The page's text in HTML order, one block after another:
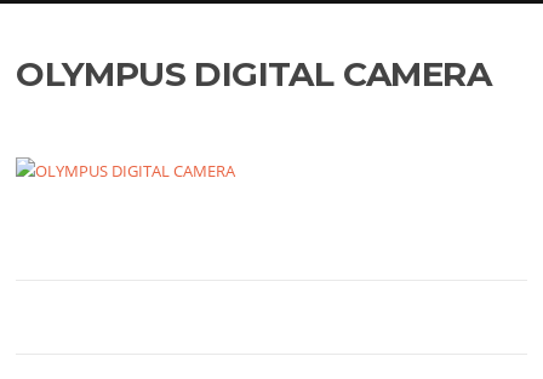
OLYMPUS DIGITAL CAMERA